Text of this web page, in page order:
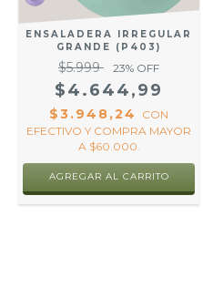
ENSALADERA IRREGULAR
GRANDE (P403)
$5.999 23% OFF
$4.644,99
$3.948,24
CON
EFECTIVO Y COMPRA MAYOR
A $60.000.
AGREGAR AL CARRITO